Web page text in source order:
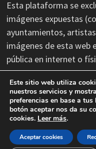
Esta plataforma se
imágenes expuestas
ayuntamientos,
imágenes de esta web
pública en internet o
No nos hacemos
tipográficas, así como
produzcan en la
Este sitio web utiliza
nuestros servicios y
preferencias en base a
botón aceptar nos da su
cookies. Leer más.
Aceptar cookies